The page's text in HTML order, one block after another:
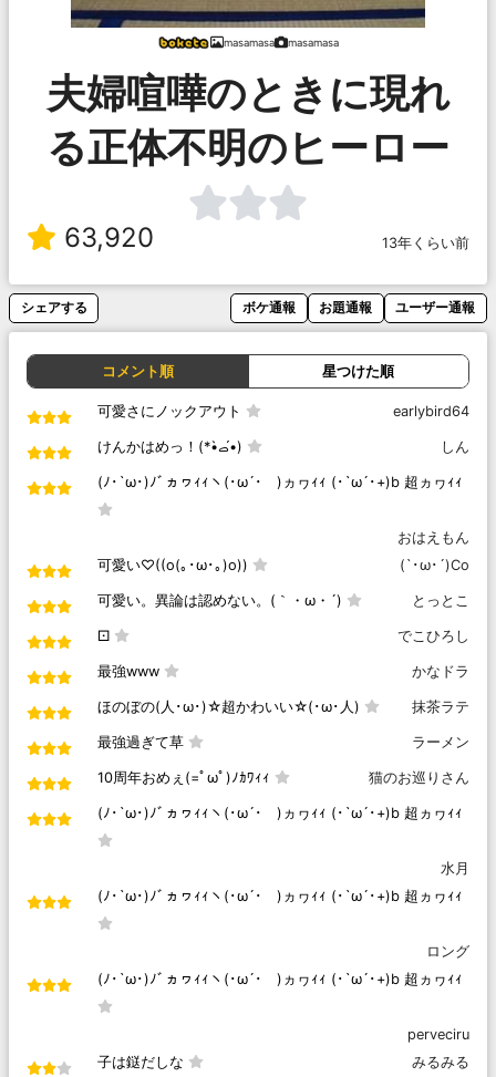
masamasa masamasa
夫婦喧嘩のときに現れ
る正体不明のヒーロー
63,920 13年くらい前
シェアする ボケ通報 お題通報 ユーザー通報
コメント順 星つけた順
可愛さにノックアウト earlybird64
けんかはめっ！(*•̀‎ࡇ•́) しん
(ﾉ･`ω･)ﾉﾞヵヮｨｨヽ(･ω´･ゞ)ヵヮｨｨ (･`ω´･+)b 超ヵヮｨｨ
おはえもん
可愛い♡((o(｡･ω･｡)o))
(`･ω･´)Co
可愛い。異論は認めない。(｀・ω・´) とっとこ
⚀ でこひろし
最強www かなドラ
ほのぼの(人･ω･)☆超かわいい☆(･ω･人) 抹茶ラテ
最強過ぎて草 ラーメン
10周年おめぇ(=ﾟωﾟ)ﾉｶﾜｨｨ 猫のお巡りさん
(ﾉ･`ω･)ﾉﾞヵヮｨｨヽ(･ω´･ゞ)ヵヮｨｨ (･`ω´･+)b 超ヵヮｨｨ
水月
(ﾉ･`ω･)ﾉﾞヵヮｨｨヽ(･ω´･ゞ)ヵヮｨｨ (･`ω´･+)b 超ヵヮｨｨ
ロング
(ﾉ･`ω･)ﾉﾞヵヮｨｨヽ(･ω´･ゞ)ヵヮｨｨ (･`ω´･+)b 超ヵヮｨｨ
perveciru
子は鎹だしな
みるみる